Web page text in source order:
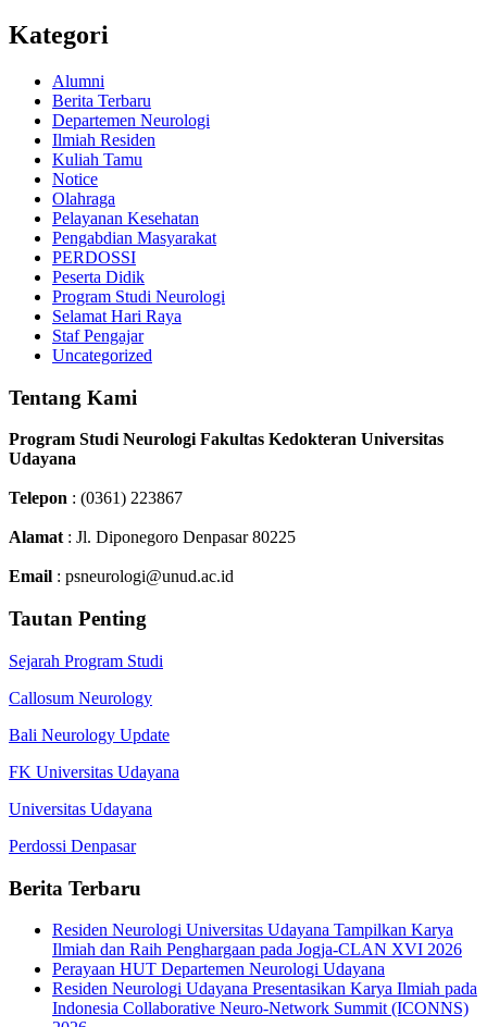
Kategori
Alumni
Berita Terbaru
Departemen Neurologi
Ilmiah Residen
Kuliah Tamu
Notice
Olahraga
Pelayanan Kesehatan
Pengabdian Masyarakat
PERDOSSI
Peserta Didik
Program Studi Neurologi
Selamat Hari Raya
Staf Pengajar
Uncategorized
Tentang Kami
Program Studi Neurologi Fakultas Kedokteran Universitas
Udayana
Telepon : (0361) 223867
Alamat : Jl. Diponegoro Denpasar 80225
Email : psneurologi@unud.ac.id
Tautan Penting
Sejarah Program Studi
Callosum Neurology
Bali Neurology Update
FK Universitas Udayana
Universitas Udayana
Perdossi Denpasar
Berita Terbaru
Residen Neurologi Universitas Udayana Tampilkan Karya
Ilmiah dan Raih Penghargaan pada Jogja-CLAN XVI 2026
Perayaan HUT Departemen Neurologi Udayana
Residen Neurologi Udayana Presentasikan Karya Ilmiah pada
Indonesia Collaborative Neuro-Network Summit (ICONNS)